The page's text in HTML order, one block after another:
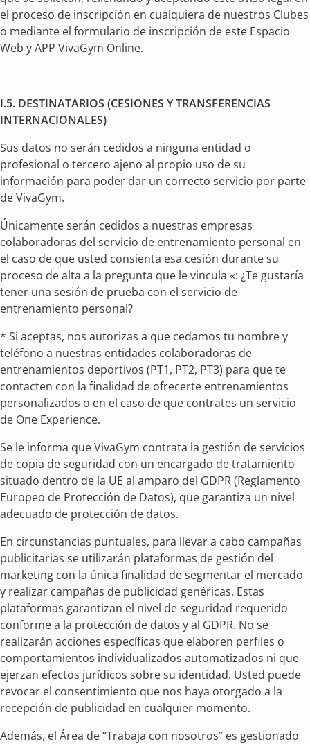
el proceso de inscripción en cualquiera de nuestros Clubes
o mediante el formulario de inscripción de este Espacio
Web y APP VivaGym Online.
I.5. DESTINATARIOS (CESIONES Y TRANSFERENCIAS
INTERNACIONALES)
Sus datos no serán cedidos a ninguna entidad o
profesional o tercero ajeno al propio uso de su
información para poder dar un correcto servicio por parte
de VivaGym.
Únicamente serán cedidos a nuestras empresas
colaboradoras del servicio de entrenamiento personal en
el caso de que usted consienta esa cesión durante su
proceso de alta a la pregunta que le vincula «: ¿Te gustaría
tener una sesión de prueba con el servicio de
entrenamiento personal?
* Si aceptas, nos autorizas a que cedamos tu nombre y
teléfono a nuestras entidades colaboradoras de
entrenamientos deportivos (PT1, PT2, PT3) para que te
contacten con la finalidad de ofrecerte entrenamientos
personalizados o en el caso de que contrates un servicio
de One Experience.
Se le informa que VivaGym contrata la gestión de servicios
de copia de seguridad con un encargado de tratamiento
situado dentro de la UE al amparo del GDPR (Reglamento
Europeo de Protección de Datos), que garantiza un nivel
adecuado de protección de datos.
En circunstancias puntuales, para llevar a cabo campañas
publicitarias se utilizarán plataformas de gestión del
marketing con la única finalidad de segmentar el mercado
y realizar campañas de publicidad genéricas. Estas
plataformas garantizan el nivel de seguridad requerido
conforme a la protección de datos y al GDPR. No se
realizarán acciones específicas que elaboren perfiles o
comportamientos individualizados automatizados ni que
ejerzan efectos jurídicos sobre su identidad. Usted puede
revocar el consentimiento que nos haya otorgado a la
recepción de publicidad en cualquier momento.
Además, el Área de “Trabaja con nosotros” es gestionado